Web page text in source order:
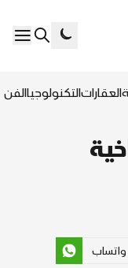
العقاراتالتكنولوجياالفن
واتساب